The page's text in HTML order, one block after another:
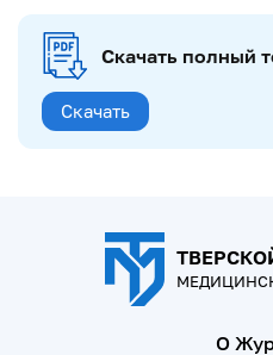
Скачать полный
Скачать
О